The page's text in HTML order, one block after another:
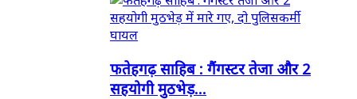
फतेहगढ़ साहिब : गैंगस्टर तेजा और 2
सहयोगी मुठभेड़...